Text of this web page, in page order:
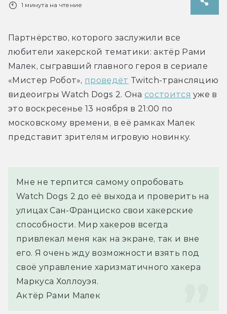
1 минута на чтение
Партнёрство, которого заслужили все
любители хакерской тематики: актёр Рами
Малек, сыгравший главного героя в сериале
«Мистер Робот», проведёт Twitch-трансляцию
видеоигры Watch Dogs 2. Она состоится уже в
это воскресенье 13 ноября в 21:00 по
московскому времени, в её рамках Малек
представит зрителям игровую новинку.
Мне не терпится самому опробовать
Watch Dogs 2 до её выхода и проверить на
улицах Сан-Франциско свои хакерские
способности. Мир хакеров всегда
привлекал меня как на экране, так и вне
его. Я очень жду возможности взять под
своё управление харизматичного хакера
Маркуса Холлоуэя.
Актёр Рами Малек